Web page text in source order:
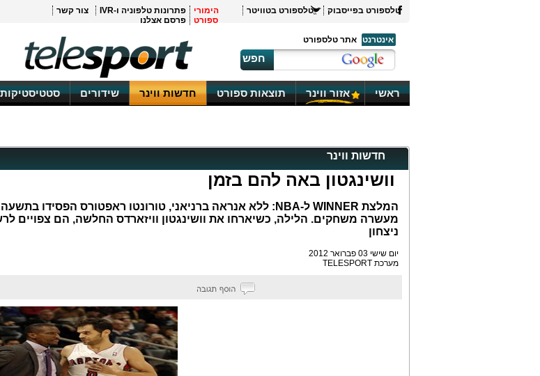
טלספורט בפייסבוק טלספורט בטוויטר
הימורי
ספורט
פתרונות טלפוניה ו-IVR
צור קשר
פרסם אצלנו
אינטרנט
אתר טלספורט
חפש
ראשי אזור ווינר תוצאות ספורט חדשות ווינר שידורים סטטיסטיקות
חדשות ווינר
וושינגטון באה להם בזמן
המלצת WINNER ל-NBA: ללא אנראה ברניאני, טורונטו ראפטורס הפסידו בתשעה
מעשרה משחקים. הלילה, כשיארחו את וושינגטון וויזארדס החלשה, הם צפויים
ניצחון
יום שישי 03 פברואר 2012
מערכת TELESPORT